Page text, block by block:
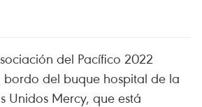
del Pacífico 2022
bordo del buque hospital de la
Unidos Mercy, que está